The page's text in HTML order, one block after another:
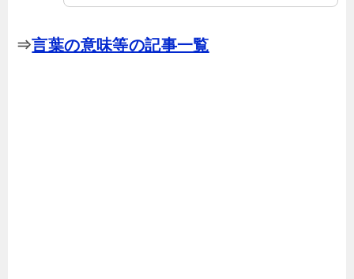
⇒言葉の意味等の記事一覧